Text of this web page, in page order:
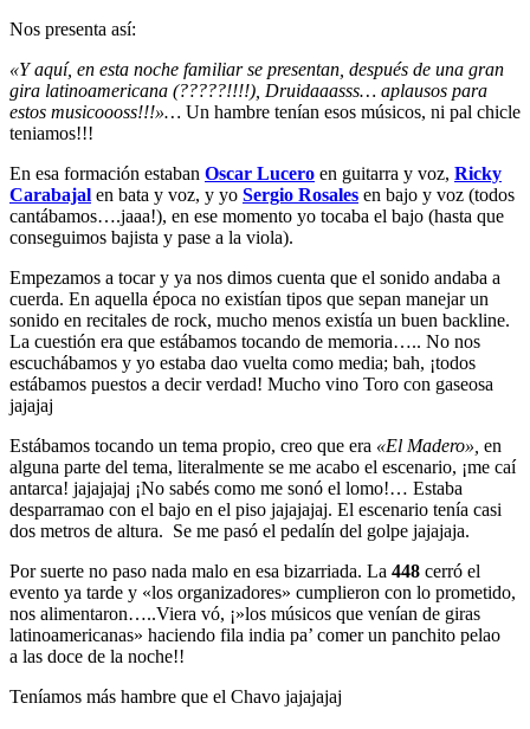
Nos presenta así:
«Y aquí, en esta noche familiar se presentan, después de una gran
gira latinoamericana (?????!!!!), Druidaaasss… aplausos para
estos musicoooss!!!»… Un hambre tenían esos músicos, ni pal chicle
teniamos!!!
En esa formación estaban Oscar Lucero en guitarra y voz, Ricky
Carabajal en bata y voz, y yo Sergio Rosales en bajo y voz (todos
cantábamos….jaaa!), en ese momento yo tocaba el bajo (hasta que
conseguimos bajista y pase a la viola).
Empezamos a tocar y ya nos dimos cuenta que el sonido andaba a
cuerda. En aquella época no existían tipos que sepan manejar un
sonido en recitales de rock, mucho menos existía un buen backline.
La cuestión era que estábamos tocando de memoria….. No nos
escuchábamos y yo estaba dao vuelta como media; bah, ¡todos
estábamos puestos a decir verdad! Mucho vino Toro con gaseosa
jajajaj
Estábamos tocando un tema propio, creo que era «El Madero», en
alguna parte del tema, literalmente se me acabo el escenario, ¡me caí
antarca! jajajajaj ¡No sabés como me sonó el lomo!… Estaba
desparramao con el bajo en el piso jajajajaj. El escenario tenía casi
dos metros de altura. Se me pasó el pedalín del golpe jajajaja.
Por suerte no paso nada malo en esa bizarriada. La 448 cerró el
evento ya tarde y «los organizadores» cumplieron con lo prometido,
nos alimentaron…..Viera vó, ¡»los músicos que venían de giras
latinoamericanas» haciendo fila india pa’ comer un panchito pelao
a las doce de la noche!!
Teníamos más hambre que el Chavo jajajajaj